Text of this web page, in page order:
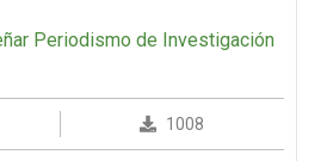
Periodismo de Investigación
1008